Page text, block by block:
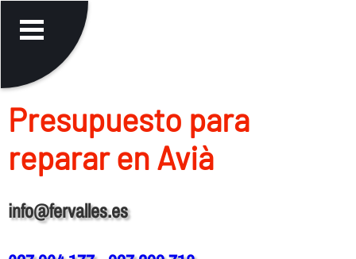
Presupuesto para
reparar en Avià
info@fervalles.es